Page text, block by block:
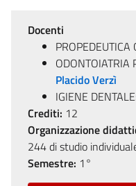
Docenti
PROPEDEUTICA
ODONTOIATRIA
Placido Verzì
IGIENE
Crediti: 12
Organizzazione
244 di studio
Semestre: 1°